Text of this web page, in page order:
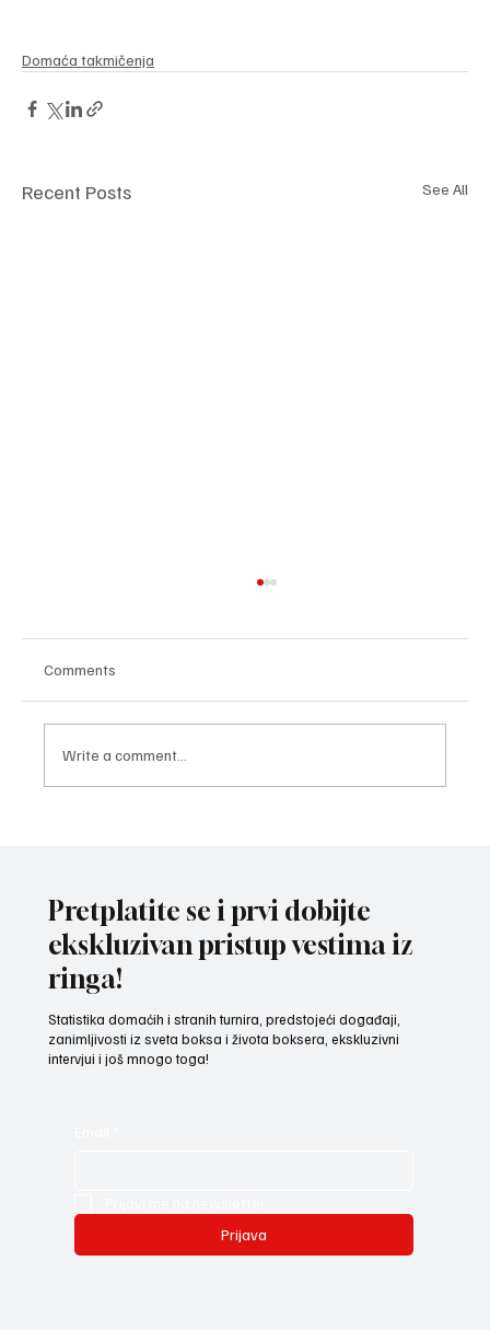
Domaća takmičenja
Recent Posts See All
Comments
Write a comment...
Pretplatite se i prvi dobijte
ekskluzivan pristup vestima iz
ringa!
Statistika domaćih i stranih turnira, predstojeći događaji,
zanimljivosti iz sveta boksa i života boksera, ekskluzivni
intervjui i još mnogo toga!
Prijava